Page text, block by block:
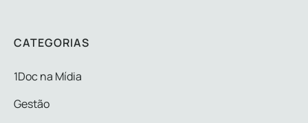
CATEGORIAS
1Doc na Mídia
Gestão